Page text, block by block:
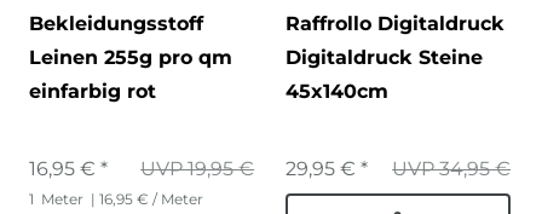
Bekleidungsstoff
Leinen 255g pro qm
einfarbig rot
UVP 19,95 €
16,95 € *
1 Meter | 16,95 € / Meter
Raffrollo Digitaldruck
Digitaldruck Steine
45x140cm
UVP 34,95 €
29,95 € *